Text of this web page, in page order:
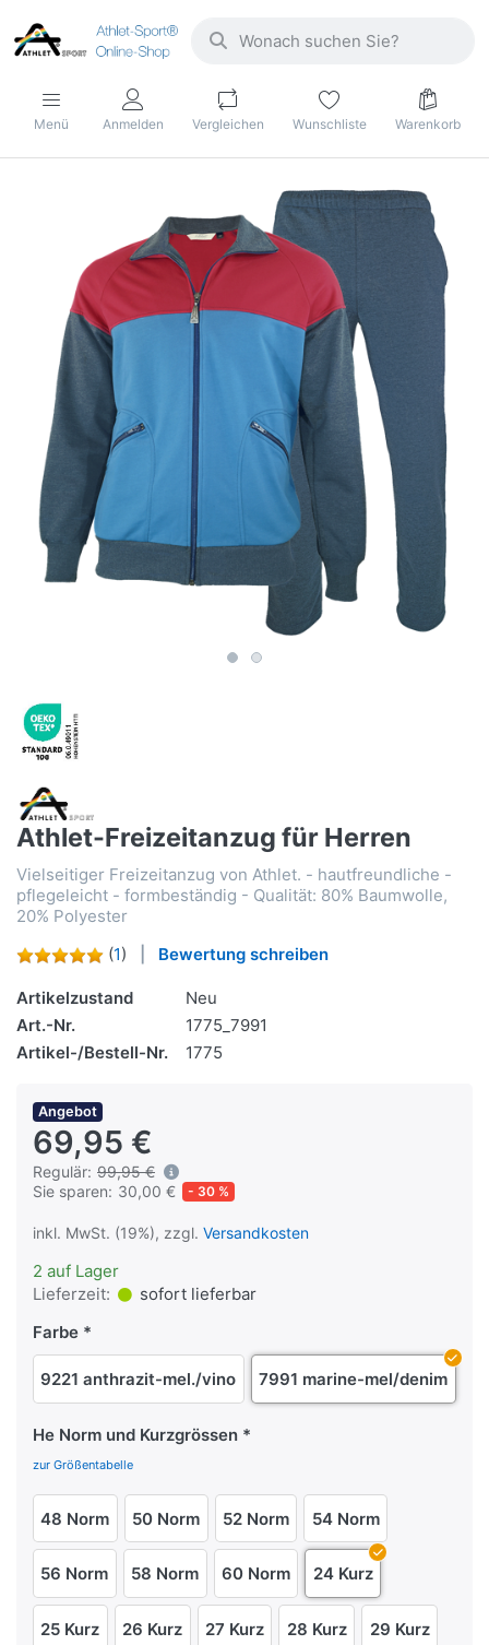
Menü Anmelden Vergleichen Wunschliste Warenkorb
Athlet-Freizeitanzug für Herren
Vielseitiger Freizeitanzug von Athlet. - hautfreundliche -
pflegeleicht - formbeständig - Qualität: 80% Baumwolle,
20% Polyester
(1) Bewertung schreiben
Artikelzustand
Neu
Art.-Nr.
1775_7991
Artikel-/Bestell-Nr.
1775
Angebot
69,95 €
Regulär: 99,95 €
Sie sparen: 30,00 € - 30 %
inkl. MwSt. (19%), zzgl. Versandkosten
2 auf Lager
Lieferzeit:
sofort lieferbar
Farbe
9221 anthrazit-mel./vino 7991 marine-mel/denim
He Norm und Kurzgrössen
zur Größentabelle
48 Norm 50 Norm 52 Norm 54 Norm
56 Norm 58 Norm 60 Norm 24 Kurz
25 Kurz 26 Kurz 27 Kurz 28 Kurz 29 Kurz